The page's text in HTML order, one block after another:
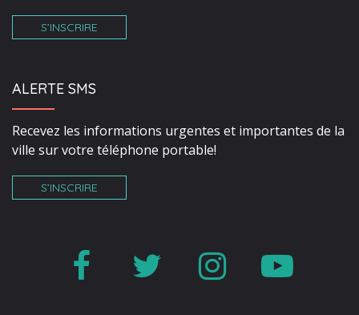
S’INSCRIRE
ALERTE SMS
Recevez les informations urgentes et importantes de la
ville sur votre téléphone portable!
S’INSCRIRE
Lien Lien Lien